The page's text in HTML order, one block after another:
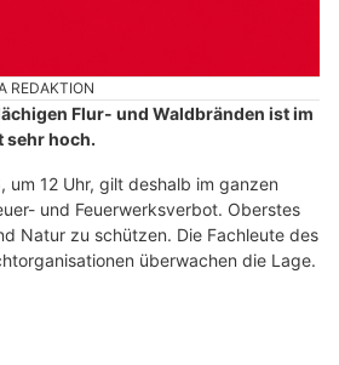
REDAKTION
Flur- und Waldbränden ist im
sehr hoch.
um 12 Uhr, gilt deshalb im ganzen
und Feuerwerksverbot. Oberstes
Natur zu schützen. Die Fachleute des
überwachen die Lage.